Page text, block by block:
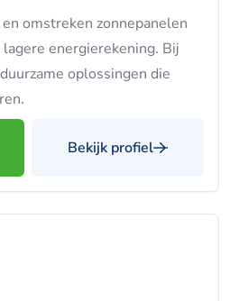
omstreken zonnepanelen
energierekening. Bij
oplossingen die
Bekijk profiel